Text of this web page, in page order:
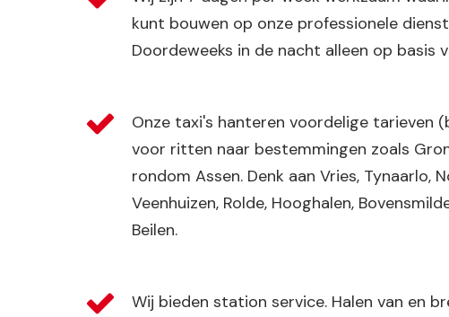
kunt bouwen op onze professionele
Doordeweeks in de nacht alleen op basis
Onze taxi's hanteren voordelige tarieven
voor ritten naar bestemmingen zoals
rondom Assen. Denk aan Vries, Tynaarlo,
Veenhuizen, Rolde, Hooghalen,
Beilen.
Wij bieden station service. Halen van en